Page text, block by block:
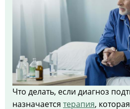
Что делать, если диагноз
назначается терапия,